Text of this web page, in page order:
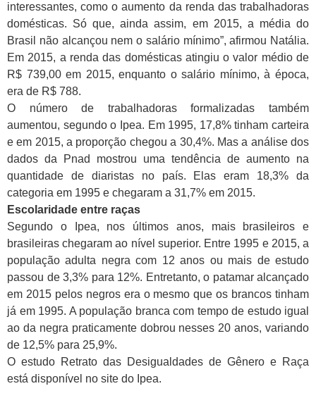
interessantes, como o aumento da renda das trabalhadoras
domésticas. Só que, ainda assim, em 2015, a média do
Brasil não alcançou nem o salário mínimo”, afirmou Natália.
Em 2015, a renda das domésticas atingiu o valor médio de
R$ 739,00 em 2015, enquanto o salário mínimo, à época,
era de R$ 788.
O número de trabalhadoras formalizadas também
aumentou, segundo o Ipea. Em 1995, 17,8% tinham carteira
e em 2015, a proporção chegou a 30,4%. Mas a análise dos
dados da Pnad mostrou uma tendência de aumento na
quantidade de diaristas no país. Elas eram 18,3% da
categoria em 1995 e chegaram a 31,7% em 2015.
Escolaridade entre raças
Segundo o Ipea, nos últimos anos, mais brasileiros e
brasileiras chegaram ao nível superior. Entre 1995 e 2015, a
população adulta negra com 12 anos ou mais de estudo
passou de 3,3% para 12%. Entretanto, o patamar alcançado
em 2015 pelos negros era o mesmo que os brancos tinham
já em 1995. A população branca com tempo de estudo igual
ao da negra praticamente dobrou nesses 20 anos, variando
de 12,5% para 25,9%.
O estudo Retrato das Desigualdades de Gênero e Raça
está disponível no site do Ipea.